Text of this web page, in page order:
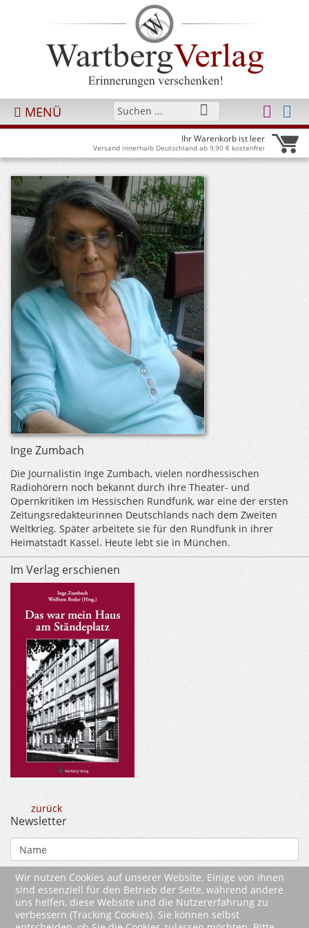
MENÜ
Ihr Warenkorb ist leer
Versand innerhalb Deutschland ab 9,90 € kostenfrei
Inge Zumbach
Die Journalistin Inge Zumbach, vielen nordhessischen
Radiohörern noch bekannt durch ihre Theater- und
Opernkritiken im Hessischen Rundfunk, war eine der ersten
Zeitungsredakteurinnen Deutschlands nach dem Zweiten
Weltkrieg. Später arbeitete sie für den Rundfunk in ihrer
Heimatstadt Kassel. Heute lebt sie in München.
Im Verlag erschienen
zurück
Newsletter
Wir nutzen Cookies auf unserer Website. Einige von ihnen
sind essenziell für den Betrieb der Seite, während andere
uns helfen, diese Website und die Nutzererfahrung zu
verbessern (Tracking Cookies). Sie können selbst